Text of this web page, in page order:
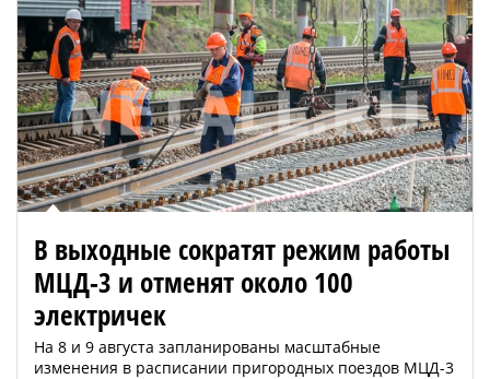
В выходные сократят режим работы
МЦД-3 и отменят около 100
электричек
На 8 и 9 августа запланированы масштабные
изменения в расписании пригородных поездов МЦД-3